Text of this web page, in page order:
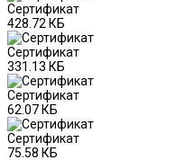
Сертификат
428.72 КБ
Сертификат
331.13 КБ
Сертификат
62.07 КБ
Сертификат
75.58 КБ